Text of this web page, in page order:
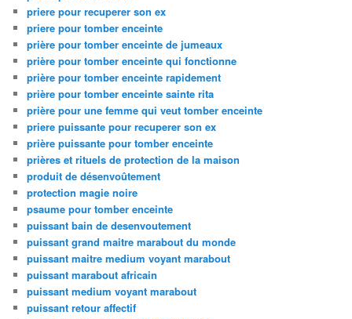
priere pour recuperer son ex
priere pour tomber enceinte
prière pour tomber enceinte de jumeaux
prière pour tomber enceinte qui fonctionne
prière pour tomber enceinte rapidement
prière pour tomber enceinte sainte rita
prière pour une femme qui veut tomber enceinte
priere puissante pour recuperer son ex
prière puissante pour tomber enceinte
prières et rituels de protection de la maison
produit de désenvoûtement
protection magie noire
psaume pour tomber enceinte
puissant bain de desenvoutement
puissant grand maitre marabout du monde
puissant maitre medium voyant marabout
puissant marabout africain
puissant medium voyant marabout
puissant retour affectif